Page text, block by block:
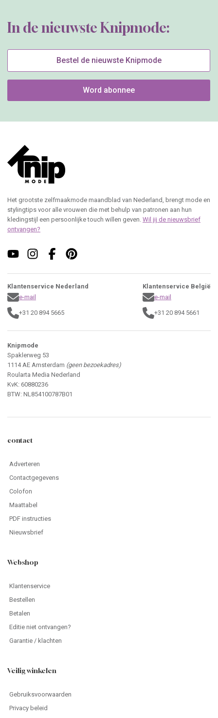
In de nieuwste Knipmode:
Bestel de nieuwste Knipmode
Word abonnee
Het grootste zelfmaakmode maandblad van Nederland, brengt mode en
stylingtips voor alle vrouwen die met behulp van patronen aan hun
kledingstijl een persoonlijke touch willen geven. Wil jij de nieuwsbrief
ontvangen?
Klantenservice Nederland
e-mail
+31 20 894 5665
Klantenservice België
e-mail
+31 20 894 5661
Knipmode
Spaklerweg 53
1114 AE Amsterdam (geen bezoekadres)
Roularta Media Nederland
KvK: 60880236
BTW: NL854100787B01
contact
Adverteren
Contactgegevens
Colofon
Maattabel
PDF instructies
Nieuwsbrief
Webshop
Klantenservice
Bestellen
Betalen
Editie niet ontvangen?
Garantie / klachten
Veilig winkelen
Gebruiksvoorwaarden
Privacy beleid